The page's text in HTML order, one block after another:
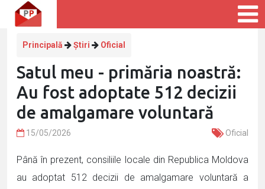
Principală Știri Oficial
Satul meu - primăria noastră:
Au fost adoptate 512 decizii
de amalgamare voluntară
15/05/2026 Oficial
Până în prezent, consiliile locale din Republica Moldova
au adoptat 512 decizii de amalgamare voluntară a